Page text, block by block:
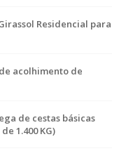
Residencial para
de acolhimento de
de cestas básicas
1.400 KG)